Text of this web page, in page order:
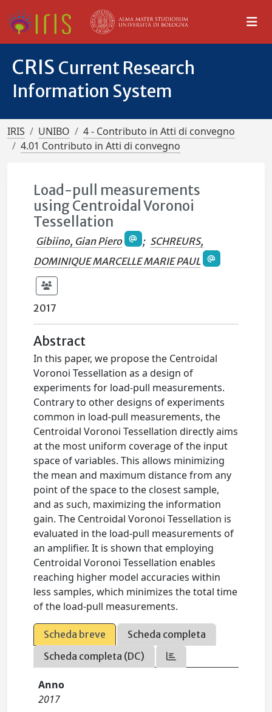
CRIS Current Research
Information System
IRIS UNIBO
4 - Contributo in Atti di convegno
4.01 Contributo in Atti di convegno
Load-pull measurements
using Centroidal Voronoi
Tessellation
Gibiino, Gian Piero ; SCHREURS,
DOMINIQUE MARCELLE MARIE PAUL
2017
Abstract
In this paper, we propose the Centroidal
Voronoi Tessellation as a design of
experiments for load-pull measurements.
Contrary to other designs of experiments
common in load-pull measurements, the
Centroidal Voronoi Tessellation directly aims
at the most uniform coverage of the input
space of variables. This allows minimizing
the mean and maximum distance from any
point of the space to the closest sample,
and as such, maximizing the information
gain. The Centroidal Voronoi Tessellation is
evaluated in the load-pull measurements of
an amplifier. It is shown that employing
Centroidal Voronoi Tessellation enables
reaching higher model accuracies within
less samples, which minimizes the total time
of the load-pull measurements.
Scheda breve
Scheda completa
Scheda completa (DC)
Anno
2017